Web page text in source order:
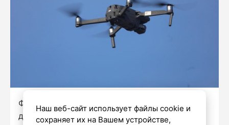
Фото: Роман Пименов / «Петербургский
дневник»
Наш веб-сайт использует файлы cookie и
сохраняет их на Вашем устройстве,